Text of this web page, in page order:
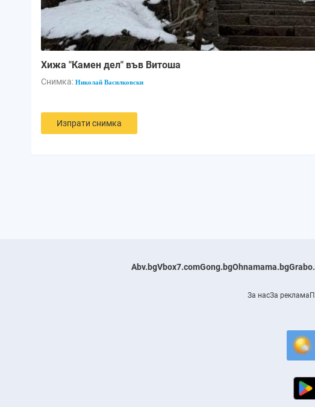
Хижа "Камен дел" във Витоша
Снимка: Николай Василковски
Изпрати снимка
Abv.bgVbox7.comGong.bgOhnamama.bg
За насЗа реклама